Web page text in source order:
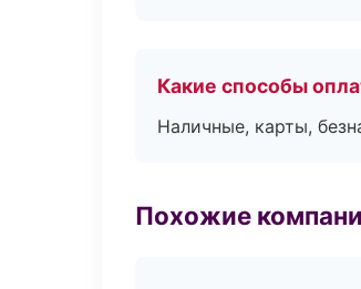
Какие способы
Наличные, карты,
Похожие